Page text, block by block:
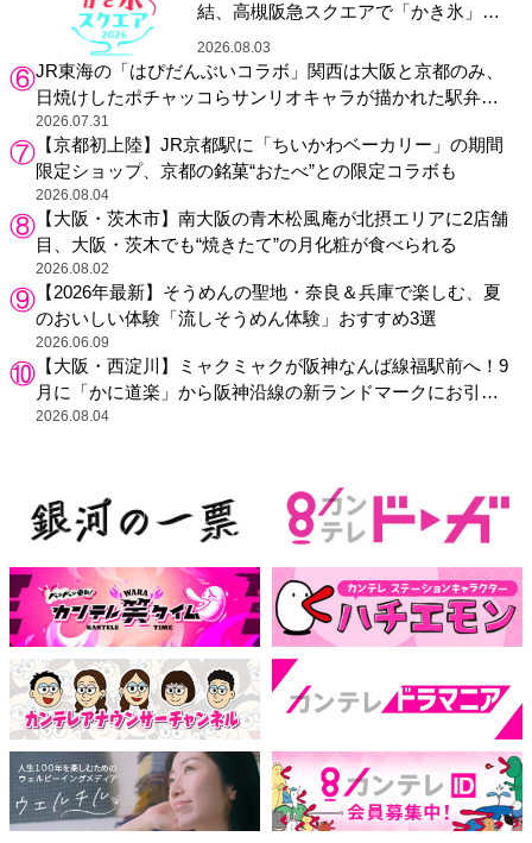
結、高槻阪急スクエアで「かき氷」祭
り
2026.08.03
JR東海の「はぴだんぶいコラボ」関西は大阪と京都のみ、
日焼けしたポチャッコらサンリオキャラが描かれた駅弁や
グッズが登場
2026.07.31
【京都初上陸】JR京都駅に「ちいかわベーカリー」の期間
限定ショップ、京都の銘菓“おたべ”との限定コラボも
2026.08.04
【大阪・茨木市】南大阪の青木松風庵が北摂エリアに2店舗
目、大阪・茨木でも“焼きたて”の月化粧が食べられる
2026.08.02
【2026年最新】そうめんの聖地・奈良＆兵庫で楽しむ、夏
のおいしい体験「流しそうめん体験」おすすめ3選
2026.06.09
【大阪・西淀川】ミャクミャクが阪神なんば線福駅前へ！9
月に「かに道楽」から阪神沿線の新ランドマークにお引っ
越し
2026.08.04